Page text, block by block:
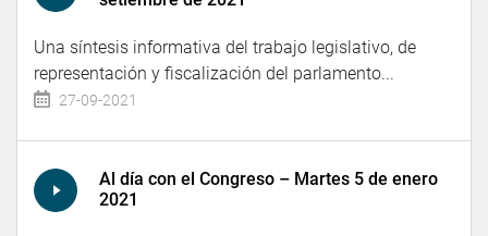
Una síntesis informativa del trabajo legislativo, de
representación y fiscalización del parlamento...
27-09-2021
Al día con el Congreso – Martes 5 de enero
2021